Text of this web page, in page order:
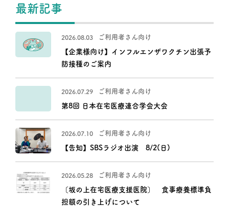
最新記事
2026.08.03 ご利用者さん向け
【企業様向け】インフルエンザワクチン出張予
防接種のご案内
2026.07.29 ご利用者さん向け
第8回 日本在宅医療連合学会大会
2026.07.10 ご利用者さん向け
【告知】SBSラジオ出演 8/2(日)
2026.05.28 ご利用者さん向け
〔坂の上在宅医療支援医院〕 食事療養標準負
担額の引き上げについて